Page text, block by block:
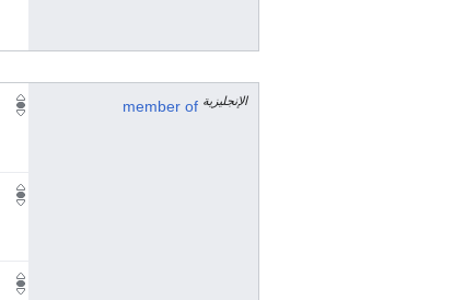
member of الإنجليزية